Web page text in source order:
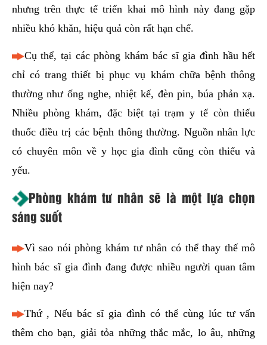
nhưng trên thực tế triển khai mô hình này đang gặp
nhiều khó khăn, hiệu quả còn rất hạn chế.
Cụ thể, tại các phòng khám bác sĩ gia đình hầu hết
chỉ có trang thiết bị phục vụ khám chữa bệnh thông
thường như ống nghe, nhiệt kế, đèn pin, búa phản xạ.
Nhiều phòng khám, đặc biệt tại trạm y tế còn thiếu
thuốc điều trị các bệnh thông thường. Nguồn nhân lực
có chuyên môn về y học gia đình cũng còn thiếu và
yếu.
Phòng khám tư nhân sẽ là một lựa chọn
sáng suốt
Vì sao nói phòng khám tư nhân có thể thay thế mô
hình bác sĩ gia đình đang được nhiều người quan tâm
hiện nay?
Thứ , Nếu bác sĩ gia đình có thể cùng lúc tư vấn
thêm cho bạn, giải tỏa những thắc mắc, lo âu, những